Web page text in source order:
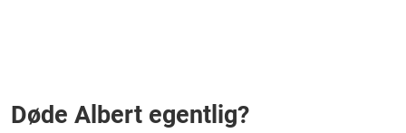
Døde Albert egentlig?